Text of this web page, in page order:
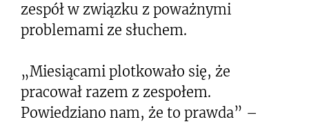
zespół w związku z poważnymi
problemami ze słuchem.
„Miesiącami plotkowało się, że
pracował razem z zespołem.
Powiedziano nam, że to prawda” –